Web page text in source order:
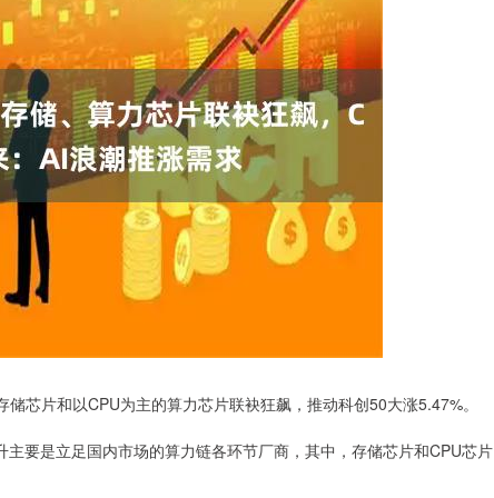
芯片和以CPU为主的算力芯片联袂狂飙，推动科创50大涨5.47%。
要是立足国内市场的算力链各环节厂商，其中，存储芯片和CPU芯片